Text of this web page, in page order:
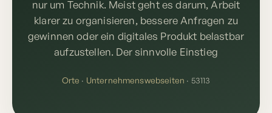
nur um Technik. Meist geht es darum, Arbeit
klarer zu organisieren, bessere Anfragen zu
gewinnen oder ein digitales Produkt belastbar
aufzustellen. Der sinnvolle Einstieg
Orte · Unternehmenswebseiten · 53113